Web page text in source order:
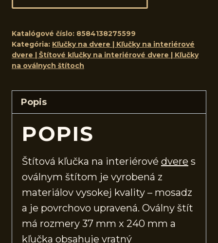
Katalógové číslo: 8584138275599
Kategória: Kľučky na dvere | Kľučky na interiérové
dvere | Štítové kľučky na interiérové dvere | Kľučky
na oválnych štítoch
Popis
POPIS
Štítová kľučka na interiérové dvere s
oválnym štítom je vyrobená z
materiálov vysokej kvality – mosadz
a je povrchovo upravená. Oválny štít
má rozmery 37 mm x 240 mm a
kľučka obsahuje vratný